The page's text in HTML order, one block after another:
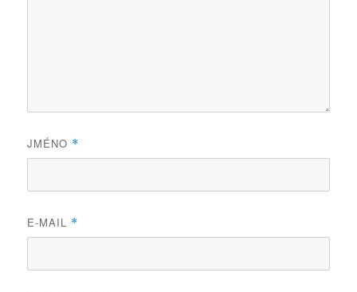
JMÉNO *
E-MAIL *